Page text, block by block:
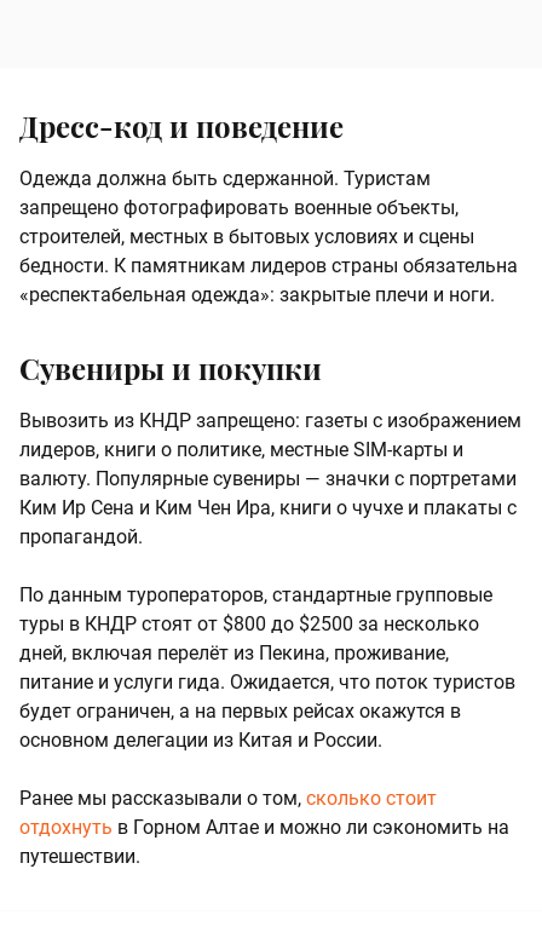
Дресс-код и поведение
Одежда должна быть сдержанной. Туристам
запрещено фотографировать военные объекты,
строителей, местных в бытовых условиях и сцены
бедности. К памятникам лидеров страны обязательна
«респектабельная одежда»: закрытые плечи и ноги.
Сувениры и покупки
Вывозить из КНДР запрещено: газеты с изображением
лидеров, книги о политике, местные SIM-карты и
валюту. Популярные сувениры — значки с портретами
Ким Ир Сена и Ким Чен Ира, книги о чучхе и плакаты с
пропагандой.
По данным туроператоров, стандартные групповые
туры в КНДР стоят от $800 до $2500 за несколько
дней, включая перелёт из Пекина, проживание,
питание и услуги гида. Ожидается, что поток туристов
будет ограничен, а на первых рейсах окажутся в
основном делегации из Китая и России.
Ранее мы рассказывали о том, сколько стоит
отдохнуть в Горном Алтае и можно ли сэкономить на
путешествии.